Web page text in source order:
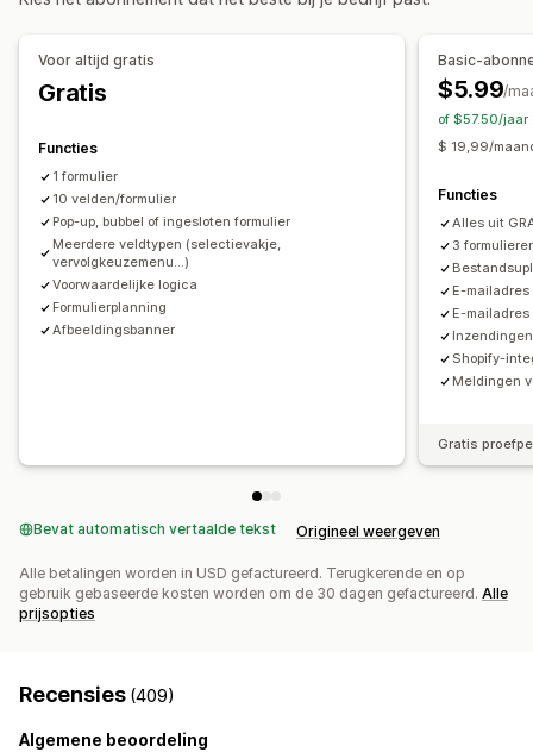
Drag-and-drop-editor
Aangepaste velden
Voorwaardelijke logica
Selectievakje gegevensbescherming
Gegevensbeheer
Automatische synchronisatie
Gegevensexport
Dashboard
Formulierlimieten Geschiedenis CAPTCHA
Productfeedback
Toewijzing
Indieningsbeheer
E-mail
Gegevensexport Analytics
Klantsegmenten
CAPTCHA
Voor altijd gratis
Gratis
Functies
1 formulier
10 velden/formulier
Pop-up, bubbel of ingesloten formulier
Meerdere veldtypen (selectievakje,
vervolgkeuzemenu...)
Voorwaardelijke logica
Formulierplanning
Afbeeldingsbanner
Basic-
$5.99/
of $57.50/jaar
$ 19,99/
Functies
Alles uit
3
E-
E-
Shopify-
Meldingen
Gratis
Bevat automatisch vertaalde tekst Origineel weergeven
Alle betalingen worden in USD gefactureerd. Terugkerende en op
gebruik gebaseerde kosten worden om de 30 dagen gefactureerd. Alle
prijsopties
Recensies (409)
Algemene beoordeling